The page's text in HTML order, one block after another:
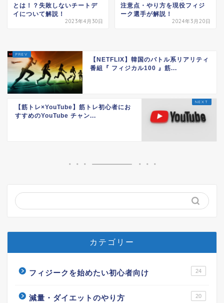
とは！？失敗しないチートデ
イについて解説！
2023年4月30日
注意点・やり方を現役フィジ
ーク選手が解説！
2024年3月20日
【NETFLIX】韓国のバトル系リアリティ
番組『 フィジカル100 』筋...
【筋トレ×YouTube】筋トレ初心者にお
すすめのYouTube チャン...
カテゴリー
フィジークを始めたい初心者向け 24
減量・ダイエットのやり方 20